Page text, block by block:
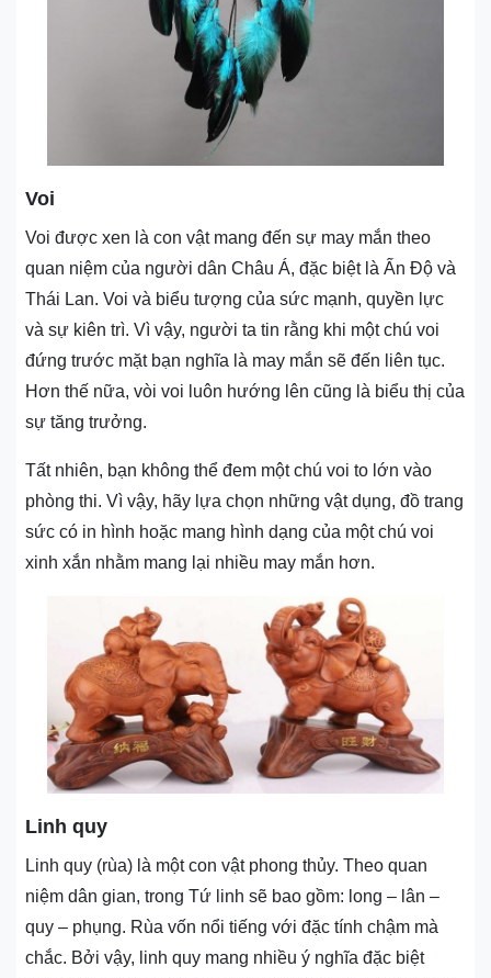
Voi
Voi được xen là con vật mang đến sự may mắn theo
quan niệm của người dân Châu Á, đặc biệt là Ấn Độ và
Thái Lan. Voi và biểu tượng của sức mạnh, quyền lực
và sự kiên trì. Vì vậy, người ta tin rằng khi một chú voi
đứng trước mặt bạn nghĩa là may mắn sẽ đến liên tục.
Hơn thế nữa, vòi voi luôn hướng lên cũng là biểu thị của
sự tăng trưởng.
Tất nhiên, bạn không thể đem một chú voi to lớn vào
phòng thi. Vì vậy, hãy lựa chọn những vật dụng, đồ trang
sức có in hình hoặc mang hình dạng của một chú voi
xinh xắn nhằm mang lại nhiều may mắn hơn.
Linh quy
Linh quy (rùa) là một con vật phong thủy. Theo quan
niệm dân gian, trong Tứ linh sẽ bao gồm: long – lân –
quy – phụng. Rùa vốn nổi tiếng với đặc tính chậm mà
chắc. Bởi vậy, linh quy mang nhiều ý nghĩa đặc biệt